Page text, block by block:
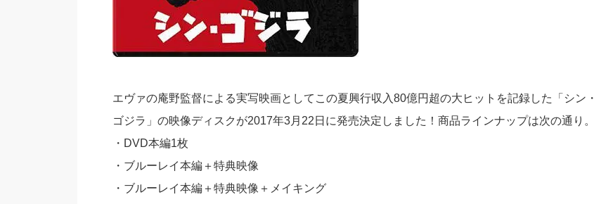
エヴァの庵野監督による実写映画としてこの夏興行収入80億円超の大ヒットを記録した「シン・
ゴジラ」の映像ディスクが2017年3月22日に発売決定しました！商品ラインナップは次の通り。
・DVD本編1枚
・ブルーレイ本編＋特典映像
・ブルーレイ本編＋特典映像＋メイキング